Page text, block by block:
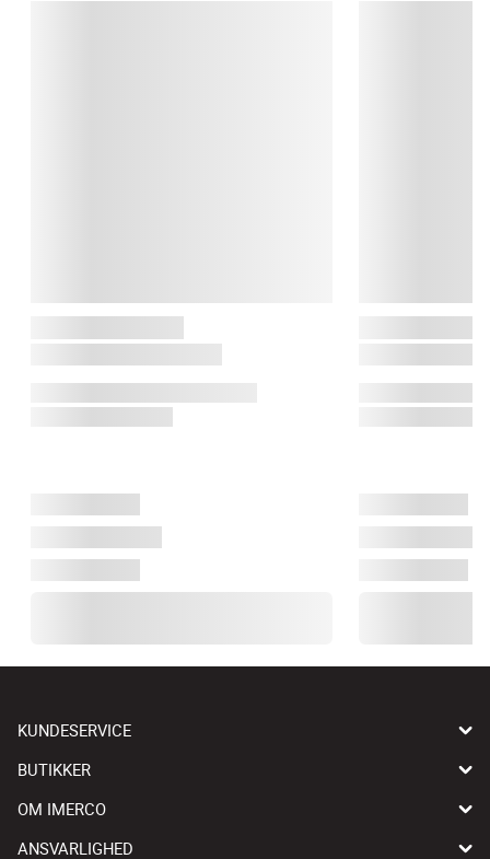
KUNDESERVICE
BUTIKKER
OM IMERCO
ANSVARLIGHED